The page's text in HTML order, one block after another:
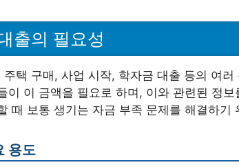
출의 필요성
택 구매, 사업 시작, 학자금 대출 등의 여
이 이 금액을 필요로 하며, 이와 관련된 정
때 보통 생기는 자금 부족 문제를 해결하기
용도